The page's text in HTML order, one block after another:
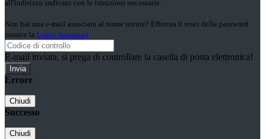
all'indirizzo indicato con le istruzioni necessarie.
Non hai una e-mail associata al nome utente? Effettua il reset della password
tramite la Login Spaggiari
E-mail inviata, si prega di controllare la casella di posta elettronica!
Errore
Chiudi
Successo
Chiudi